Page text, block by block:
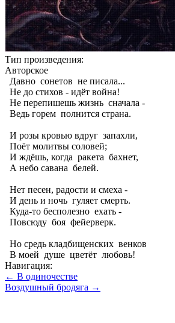
Тип произведения:
Авторское
Давно сонетов не писала...
Не до стихов - идёт война!
Не перепишешь жизнь сначала -
Ведь горем полнится страна.
И розы кровью вдруг запахли,
Поёт молитвы соловей;
И ждёшь, когда ракета бахнет,
А небо савана белей.
Нет песен, радости и смеха -
И день и ночь гуляет смерть.
Куда-то бесполезно ехать -
Повсюду боя фейерверк.
Но средь кладбищенских венков
В моей душе цветёт любовь!
Навигация:
← В одиночестве
Воздушный бродяга →